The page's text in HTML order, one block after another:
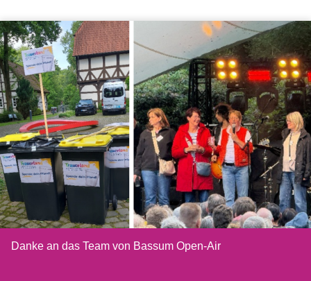
Danke an das Team von Bassum Open-Air